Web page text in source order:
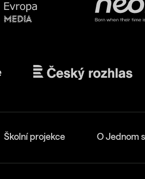
Školní projekce O Jednom